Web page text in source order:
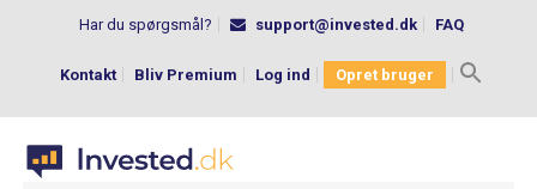
Har du spørgsmål? support@invested.dk FAQ
Kontakt Bliv Premium Log ind Opret bruger
Search